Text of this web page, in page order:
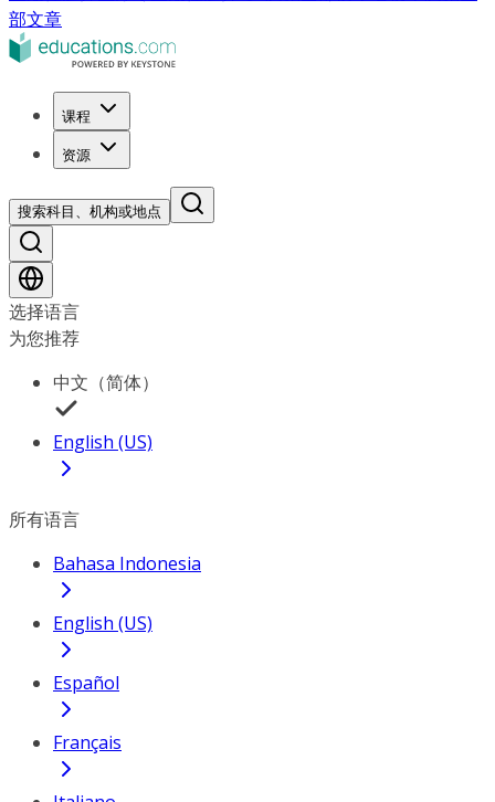
部文章
课程
资源
搜索科目、机构或地点
选择语言
为您推荐
中文（简体）
English (US)
所有语言
Bahasa Indonesia
English (US)
Español
Français